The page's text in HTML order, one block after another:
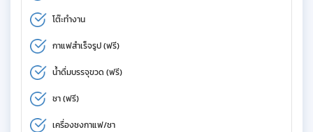
โต๊ะทำงาน
กาแฟสำเร็จรูป (ฟรี)
น้ำดื่มบรรจุขวด (ฟรี)
ชา (ฟรี)
เครื่องชงกาแฟ/ชา